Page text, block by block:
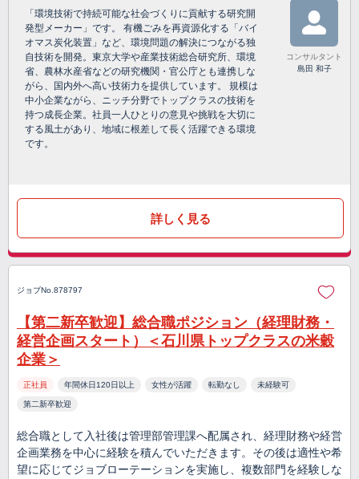
「環境技術で持続可能な社会づくりに貢献する研究開
発型メーカー」です。 有機ごみを再資源化する「バイ
オマス炭化装置」など、環境問題の解決につながる独
自技術を開発。東京大学や産業技術総合研究所、環境
省、農林水産省などの研究機関・官公庁とも連携しな
がら、国内外へ高い技術力を提供しています。 規模は
中小企業ながら、ニッチ分野でトップクラスの技術を
持つ成長企業。社員一人ひとりの意見や挑戦を大切に
する風土があり、地域に根差して長く活躍できる環境
です。
コンサルタント
島田 和子
詳しく見る
ジョブNo.878797
【第二新卒歓迎】総合職ポジション（経理財務・
経営企画スタート）＜石川県トップクラスの米穀
企業＞
正社員 年間休日120日以上 女性が活躍 転勤なし 未経験可
第二新卒歓迎
総合職として入社後は管理部管理課へ配属され、経理財務や経営
企画業務を中心に経験を積んでいただきます。その後は適性や希
望に応じてジョブローテーションを実施し、複数部門を経験しな